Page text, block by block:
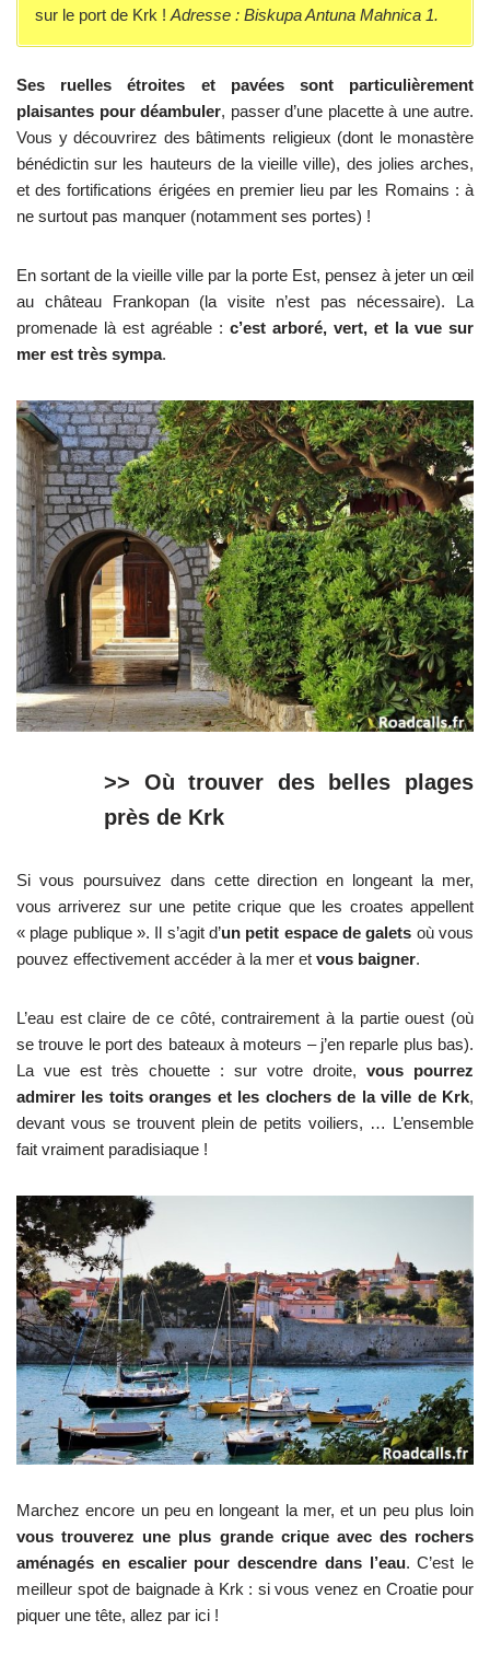
sur le port de Krk ! Adresse : Biskupa Antuna Mahnica 1.
Ses ruelles étroites et pavées sont particulièrement
plaisantes pour déambuler, passer d’une placette à une autre.
Vous y découvrirez des bâtiments religieux (dont le monastère
bénédictin sur les hauteurs de la vieille ville), des jolies arches,
et des fortifications érigées en premier lieu par les Romains : à
ne surtout pas manquer (notamment ses portes) !
En sortant de la vieille ville par la porte Est, pensez à jeter un œil
au château Frankopan (la visite n’est pas nécessaire). La
promenade là est agréable : c’est arboré, vert, et la vue sur
mer est très sympa.
>> Où trouver des belles plages
près de Krk
Si vous poursuivez dans cette direction en longeant la mer,
vous arriverez sur une petite crique que les croates appellent
« plage publique ». Il s’agit d’un petit espace de galets où vous
pouvez effectivement accéder à la mer et vous baigner.
L’eau est claire de ce côté, contrairement à la partie ouest (où
se trouve le port des bateaux à moteurs – j’en reparle plus bas).
La vue est très chouette : sur votre droite, vous pourrez
admirer les toits oranges et les clochers de la ville de Krk,
devant vous se trouvent plein de petits voiliers, … L’ensemble
fait vraiment paradisiaque !
Marchez encore un peu en longeant la mer, et un peu plus loin
vous trouverez une plus grande crique avec des rochers
aménagés en escalier pour descendre dans l’eau. C’est le
meilleur spot de baignade à Krk : si vous venez en Croatie pour
piquer une tête, allez par ici !